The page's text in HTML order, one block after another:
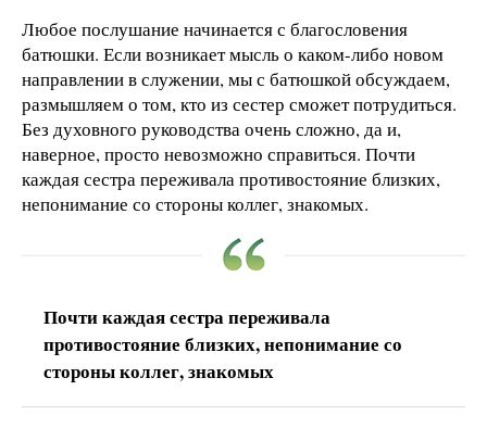
Любое послушание начинается с благословения
батюшки. Если возникает мысль о каком-либо новом
направлении в служении, мы с батюшкой обсуждаем,
размышляем о том, кто из сестер сможет потрудиться.
Без духовного руководства очень сложно, да и,
наверное, просто невозможно справиться. Почти
каждая сестра переживала противостояние близких,
непонимание со стороны коллег, знакомых.
Почти каждая сестра переживала
противостояние близких, непонимание со
стороны коллег, знакомых